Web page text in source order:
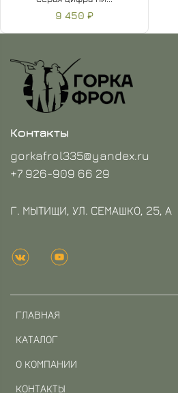
9 450 ₽
ГЛАВНАЯ
КАТАЛОГ
О КОМПАНИИ
КОНТАКТЫ
Контакты
gorkafrol335@yandex.ru
+7 926-909 66 29
Г. МЫТИЩИ, УЛ. СЕМАШКО, 25, А